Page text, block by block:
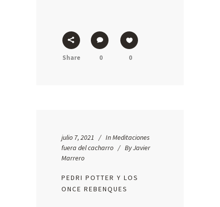
Share 0 0
julio 7, 2021 InMeditaciones
fuera del cacharro
ByJavier
Marrero
PEDRI POTTER Y LOS
ONCE REBENQUES